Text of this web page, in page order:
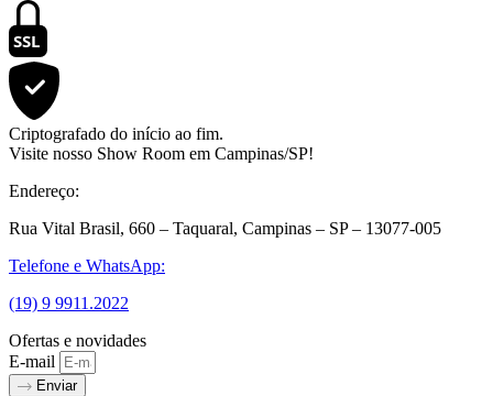
SSL
Criptografado do início ao fim.
Visite nosso Show Room em Campinas/SP!
Endereço:
Rua Vital Brasil, 660 – Taquaral, Campinas – SP – 13077-005
Telefone e WhatsApp:
(19) 9 9911.2022
Ofertas e novidades
E-mail
Enviar